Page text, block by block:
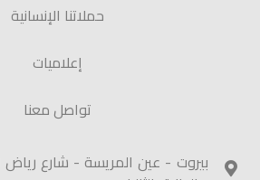
بيروت - عين المريسة - شارع
حملاتنا الإنسانية
إعلاميات
تواصل معنا